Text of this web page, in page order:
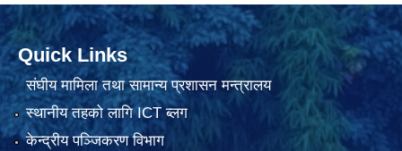
Quick Links
संघीय मामिला तथा सामान्य प्रशासन मन्त्रालय
स्थानीय तहको लागि ICT ब्लग
केन्द्रीय पञ्जिकरण विभाग